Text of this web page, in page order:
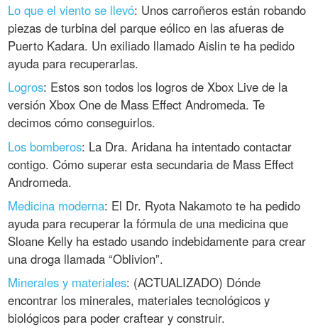
Lo que el viento se llevó: Unos carroñeros están robando
piezas de turbina del parque eólico en las afueras de
Puerto Kadara. Un exiliado llamado Aislin te ha pedido
ayuda para recuperarlas.
Logros: Estos son todos los logros de Xbox Live de la
versión Xbox One de Mass Effect Andromeda. Te
decimos cómo conseguirlos.
Los bomberos: La Dra. Aridana ha intentado contactar
contigo. Cómo superar esta secundaria de Mass Effect
Andromeda.
Medicina moderna: El Dr. Ryota Nakamoto te ha pedido
ayuda para recuperar la fórmula de una medicina que
Sloane Kelly ha estado usando indebidamente para crear
una droga llamada “Oblivion”.
Minerales y materiales: (ACTUALIZADO) Dónde
encontrar los minerales, materiales tecnológicos y
biológicos para poder craftear y construir.